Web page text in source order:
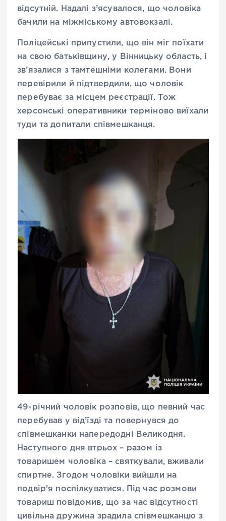
відсутній. Надалі з’ясувалося, що чоловіка
бачили на міжміському автовокзалі.
Поліцейські припустили, що він міг поїхати
на свою батьківщину, у Вінницьку область, і
зв’язалися з тамтешніми колегами. Вони
перевірили й підтвердили, що чоловік
перебуває за місцем реєстрації. Тож
херсонські оперативники терміново виїхали
туди та допитали співмешканця.
49-річний чоловік розповів, що певний час
перебував у від’їзді та повернувся до
співмешканки напередодні Великодня.
Наступного дня втрьох – разом із
товаришем чоловіка – святкували, вживали
спиртне. Згодом чоловіки вийшли на
подвір’я поспілкуватися. Під час розмови
товариш повідомив, що за час відсутності
цивільна дружина зрадила співмешканцю з